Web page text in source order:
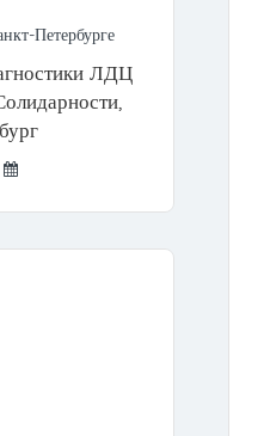
Петербурге
ЛДЦ